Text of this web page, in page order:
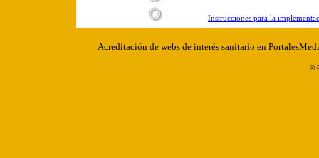
Instrucciones para la
Acreditación de webs de interés sanitario en
©